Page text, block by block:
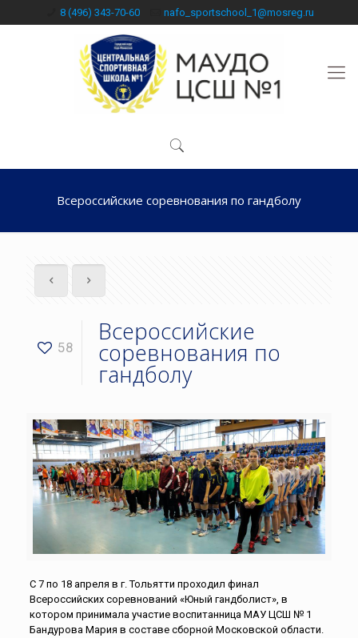
8 (496) 343-70-60 nafo_sportschool_1@mosreg.ru
Всероссийские соревнования по гандболу
58
Всероссийские
соревнования по
гандболу
С 7 по 18 апреля в г. Тольятти проходил финал
Всероссийских соревнований «Юный гандболист», в
котором принимала участие воспитанница МАУ ЦСШ № 1
Бандурова Мария в составе сборной Московской области.